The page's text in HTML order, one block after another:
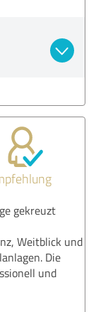
gekreuzt
Weitblick und
Die
und